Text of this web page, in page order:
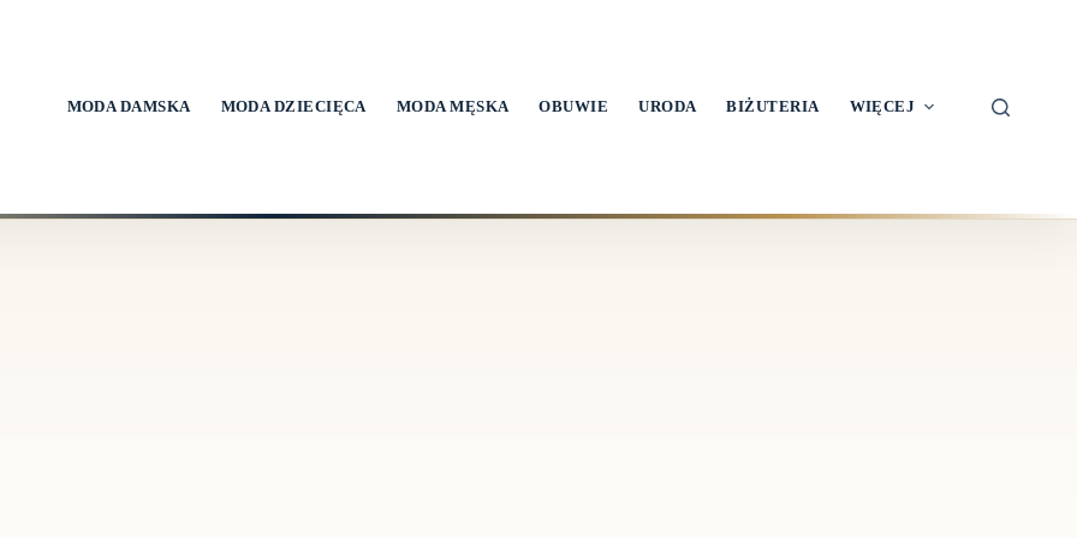
MODA DAMSKA MODA DZIECIĘCA MODA MĘSKA OBUWIE URODA BIŻUTERIA WIĘCEJ